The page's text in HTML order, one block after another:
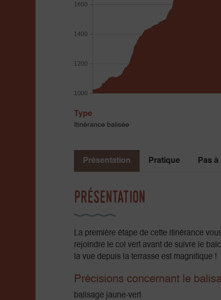
1000
1200
1400
1600
Type
Itinérance balisée
Présentation Pratique Pas
Présentation
La première étape de cette itinérance
rejoindre le col vert avant de suivre le
la vue depuis la terrasse est magnifique !
Précisions concernant le
balisage jaune-vert